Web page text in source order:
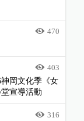
470
403
神岡文化季《女
宣導活動
316